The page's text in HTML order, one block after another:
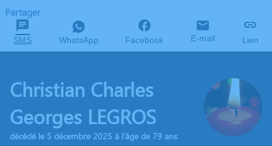
Partager
SMS WhatsApp Facebook E-mail Lien
Christian Charles
Georges LEGROS
décédé le 5 décembre 2025 à l'âge de 79 ans